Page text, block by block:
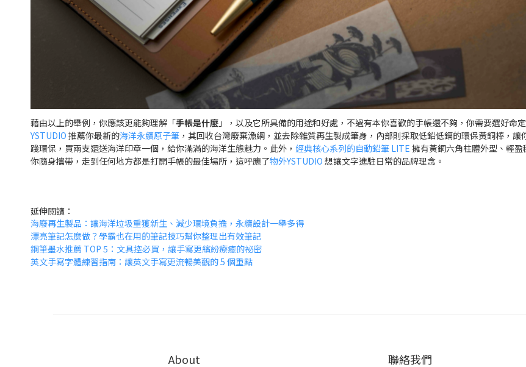
藉由以上的舉例，你應該更能夠理解「手帳是什麼 」，以及它所具備的用途和好處，不過有本你喜歡的手帳還不夠，你需要選好命
YSTUDIO 推薦你最新的海洋永續原子筆 ，其回收台灣廢棄漁網，並去除雜質再生製成筆身，內部則採取低鉛低鎘的環保黃銅棒，讓
踐環保，買兩支還送海洋印章一個，給你滿滿的海洋生態魅力。此外， 經典核心系列的自動鉛筆 LITE 擁有黃銅六角柱體外型、輕
你隨身攜帶，走到任何地方都是打開手帳的最佳場所，這呼應了物外YSTUDIO 想讓文字進駐日常的品牌理念。
延伸閱讀：
海廢再生製品：讓海洋垃圾重獲新生、減少環境負擔，永續設計一舉多得
漂亮筆記怎麼做？學霸也在用的筆記技巧幫你整理出有效筆記
鋼筆墨水推薦 TOP 5：文具控必買，讓手寫更繽紛療癒的祕密
英文手寫字體練習指南：讓英文手寫更流暢美觀的 5 個重點
About 聯絡我們